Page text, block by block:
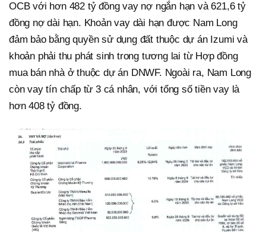
OCB với hơn 482 tỷ đồng vay nợ ngắn hạn và 621,6 tỷ
đồng nợ dài hạn. Khoản vay dài hạn được Nam Long
đảm bảo bằng quyền sử dụng đất thuộc dự án Izumi và
khoản phải thu phát sinh trong tương lai từ Hợp đồng
mua bán nhà ở thuộc dự án DNWF. Ngoài ra, Nam Long
còn vay tín chấp từ 3 cá nhân, với tổng số tiền vay là
hơn 408 tỷ đồng.